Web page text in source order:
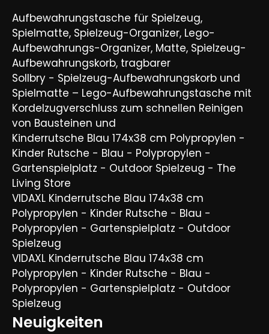
Aufbewahrungstasche für Spielzeug,
Spielmatte, Spielzeug-Organizer, Lego-
Aufbewahrungs-Organizer, Matte, Spielzeug-
Aufbewahrungskorb, tragbarer
Sollbry - Spielzeug-Aufbewahrungskorb und
Spielmatte – Lego-Aufbewahrungstasche mit
Kordelzugverschluss zum schnellen Reinigen
von Bausteinen und
Kinderrutsche Blau 174x38 cm Polypropylen -
Kinder Rutsche - Blau - Polypropylen -
Gartenspielplatz - Outdoor Spielzeug - The
Living Store
VIDAXL Kinderrutsche Blau 174x38 cm
Polypropylen - Kinder Rutsche - Blau -
Polypropylen - Gartenspielplatz - Outdoor
Spielzeug
VIDAXL Kinderrutsche Blau 174x38 cm
Polypropylen - Kinder Rutsche - Blau -
Polypropylen - Gartenspielplatz - Outdoor
Spielzeug
Neuigkeiten